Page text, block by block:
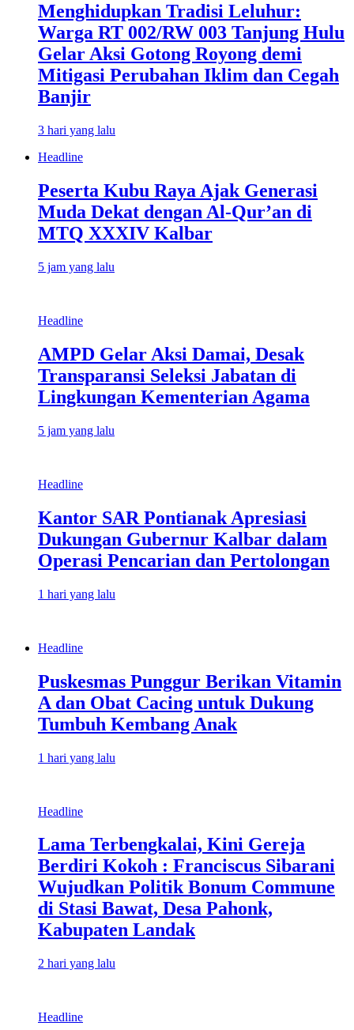
Menghidupkan Tradisi Leluhur:
Warga RT 002/RW 003 Tanjung Hulu
Gelar Aksi Gotong Royong demi
Mitigasi Perubahan Iklim dan Cegah
Banjir
3 hari yang lalu
Headline
Peserta Kubu Raya Ajak Generasi
Muda Dekat dengan Al-Qur’an di
MTQ XXXIV Kalbar
5 jam yang lalu
Headline
AMPD Gelar Aksi Damai, Desak
Transparansi Seleksi Jabatan di
Lingkungan Kementerian Agama
5 jam yang lalu
Headline
Kantor SAR Pontianak Apresiasi
Dukungan Gubernur Kalbar dalam
Operasi Pencarian dan Pertolongan
1 hari yang lalu
Headline
Puskesmas Punggur Berikan Vitamin
A dan Obat Cacing untuk Dukung
Tumbuh Kembang Anak
1 hari yang lalu
Headline
Lama Terbengkalai, Kini Gereja
Berdiri Kokoh : Franciscus Sibarani
Wujudkan Politik Bonum Commune
di Stasi Bawat, Desa Pahonk,
Kabupaten Landak
2 hari yang lalu
Headline